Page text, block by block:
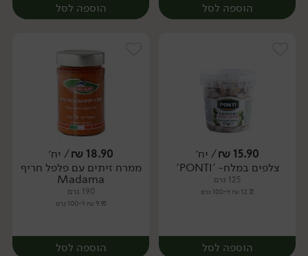
הוספה לסל
יח׳
הוספה לסל
יח׳
15.90
₪/ יח׳
צלפים במלח- 'PONTI'
125 גרם
12.72 ₪ ל-100 גרם
הוספה לסל
18.90
₪/ יח׳
ממרח זיתים עם פלפל חריף
Madama
190 גרם
9.95 ₪ ל-100 גרם
הוספה לסל